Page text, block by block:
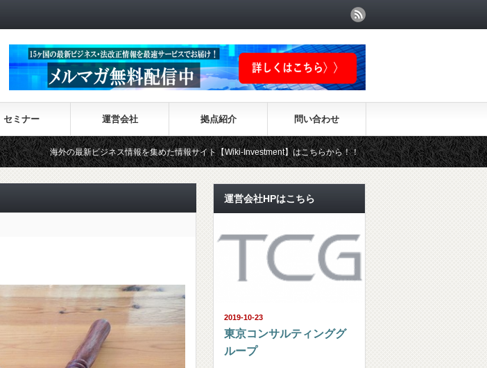
セミナー 運営会社 拠点紹介 問い合わせ
海外の最新ビジネス情報を集めた情報サイト【Wiki-Investment】はこちらから！！
運営会社HPはこちら
2019-10-23
東京コンサルティンググ
ループ